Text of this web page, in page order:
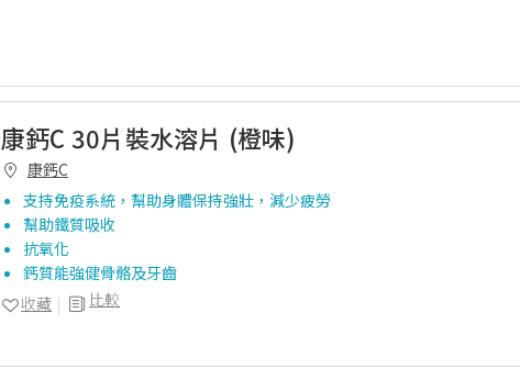
康鈣C 30片裝水溶片 (橙味)
康鈣C
支持免疫系統，幫助身體保持強壯，減少疲勞
幫助鐵質吸收
抗氧化
鈣質能強健骨骼及牙齒
比較
收藏